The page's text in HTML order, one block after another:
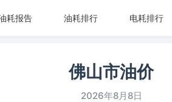
耗报告 油耗排行 电耗排行
佛山市油价
2026年8月8日